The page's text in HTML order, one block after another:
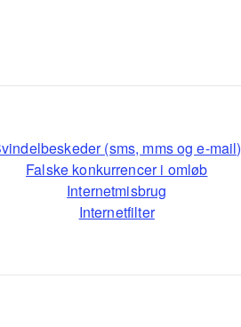
(sms, mms og e-mail)
Falske konkurrencer i omløb
Internetmisbrug
Internetfilter